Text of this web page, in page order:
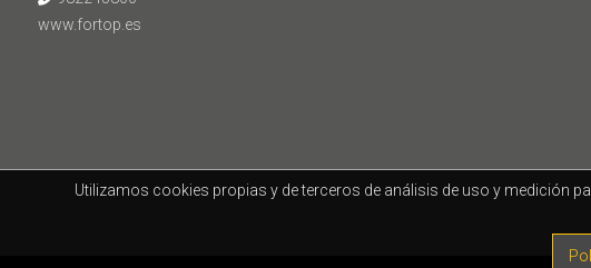
www.fortop.es
Utilizamos cookies propias y de terceros de análisis de uso y medición